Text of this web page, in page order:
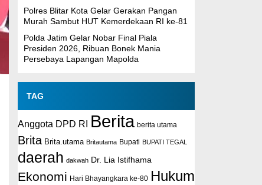
Polres Blitar Kota Gelar Gerakan Pangan
Murah Sambut HUT Kemerdekaan RI ke-81
Polda Jatim Gelar Nobar Final Piala
Presiden 2026, Ribuan Bonek Mania
Persebaya Lapangan Mapolda
TAG
Anggota DPD RI Berita berita utama
Brita Brita.utama Britautama Bupati BUPATI TEGAL
daerah dakwah Dr. Lia Istifhama
Ekonomi Hari Bhayangkara ke-80 Hukum